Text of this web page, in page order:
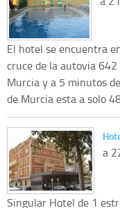
El hotel se encuentra
cruce de la autovia
Murcia y a 5 minutos
de Murcia esta a solo
a
Singular Hotel de 1